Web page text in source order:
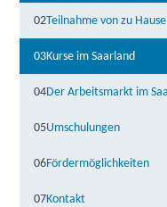
02Teilnahme von zu
03Kurse im Saarland
04Der Arbeitsmarkt im
05Umschulungen
06Fördermöglichkeiten
07Kontakt